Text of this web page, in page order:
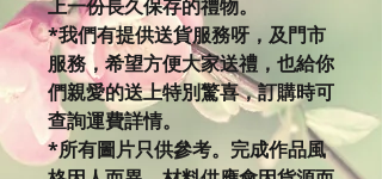
上一份長久保存的禮物。
*我們有提供送貨服務呀，及門市
服務，希望方便大家送禮，也給你
們親愛的送上特別驚喜，訂購時可
查詢運費詳情。
*所有圖片只供參考。完成作品風